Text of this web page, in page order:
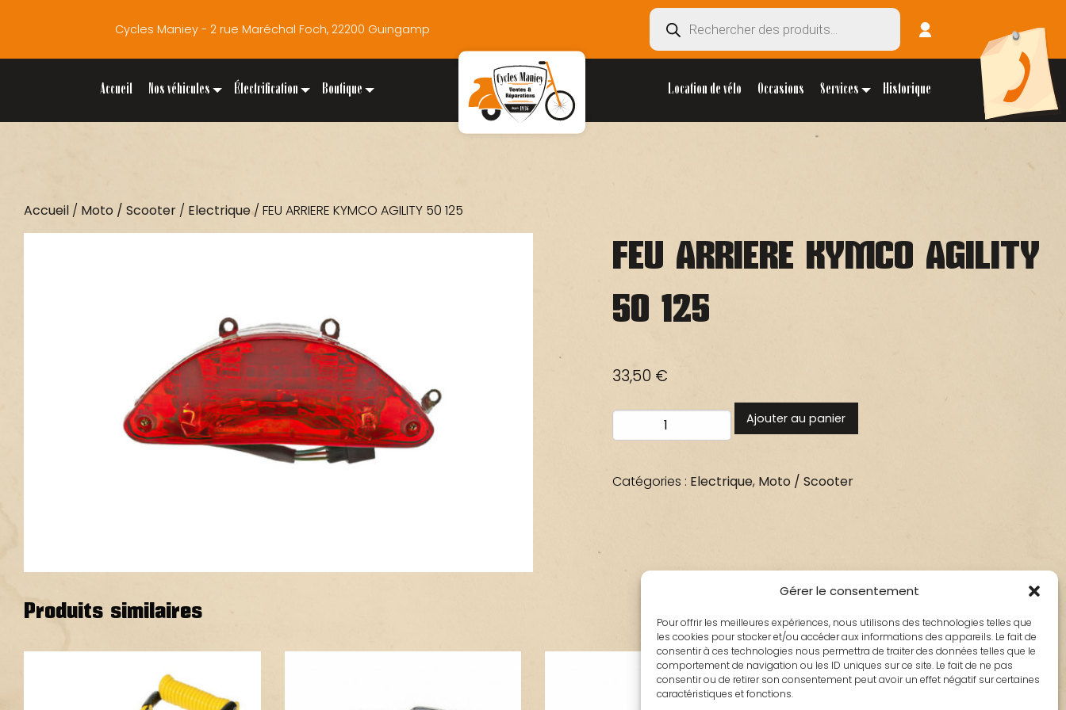
Gérer le consentement
Pour offrir les meilleures expériences, nous utilisons des technologies telles que
les cookies pour stocker et/ou accéder aux informations des appareils. Le fait de
consentir à ces technologies nous permettra de traiter des données telles que le
comportement de navigation ou les ID uniques sur ce site. Le fait de ne pas
consentir ou de retirer son consentement peut avoir un effet négatif sur certaines
caractéristiques et fonctions.
Cycles Maniey - 2 rue Maréchal Foch, 22200 Guingamp
Recherche
produits
Accueil Nos véhicules Électrification Boutique Location de vélo Occasions Services Historique
Accueil / Moto / Scooter / Electrique/ FEU ARRIERE KYMCO AGILITY 50 125
FEU ARRIERE KYMCO AGILITY
50 125
33,50 €
de
ARRIERE
Ajouter au panier
Catégories : Electrique, Moto / Scooter
Produits similaires